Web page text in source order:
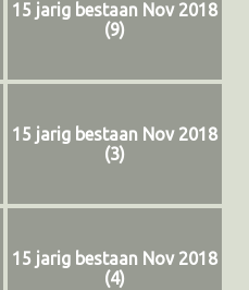
15 jarig bestaan Nov 2018
(9)
15 jarig bestaan Nov 2018
(3)
15 jarig bestaan Nov 2018
(4)